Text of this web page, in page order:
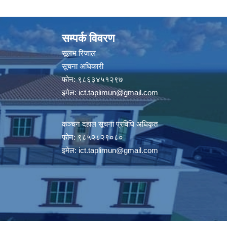
सम्पर्क विवरण
सूलभ रिजाल
सूचना अधिकारी
फोन: ९८६३४५१२९७
इमेल:ict.taplimun@gmail.com
कञ्‍चन दहाल सूचना प्रविधि अधिकृत
फोन: ९८५२८२९०८०
इमेल:ict.taplimun@gmail.com